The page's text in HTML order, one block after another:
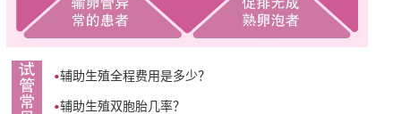
辅助生殖全程费用是多少？
辅助生殖双胞胎几率？